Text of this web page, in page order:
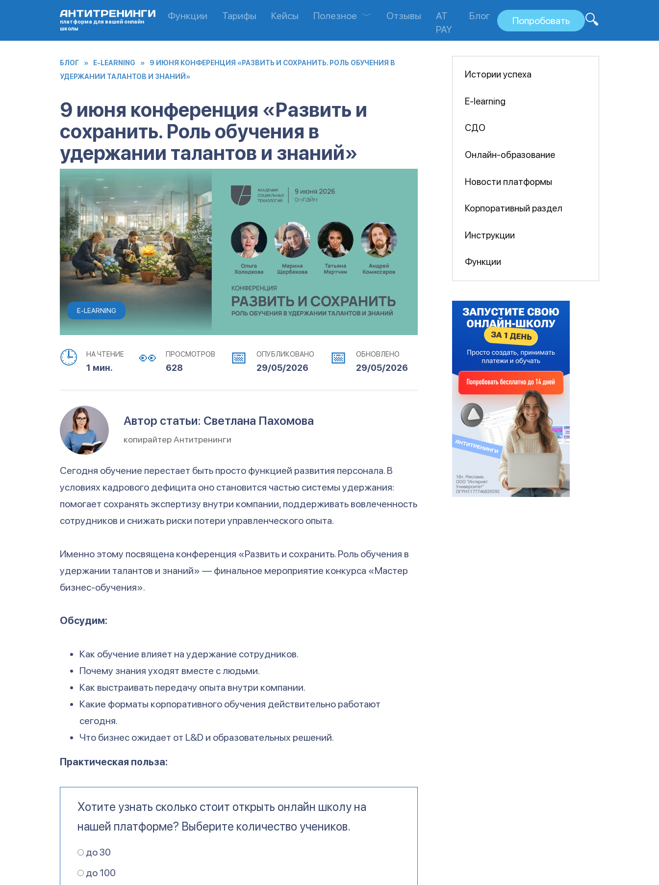
платформа для вашей онлайн
школы
Функции Тарифы Кейсы Полезное Отзывы
AT
PAY
Блог Попробовать
БЛОГ » E-LEARNING »
9 ИЮНЯ КОНФЕРЕНЦИЯ «РАЗВИТЬ И СОХРАНИТЬ. РОЛЬ ОБУЧЕНИЯ В
УДЕРЖАНИИ ТАЛАНТОВ И ЗНАНИЙ»
9 июня конференция «Развить и
сохранить. Роль обучения в
удержании талантов и знаний»
E-LEARNING
НА ЧТЕНИЕ
1 мин.
ПРОСМОТРОВ
628
ОПУБЛИКОВАНО
29/05/2026
ОБНОВЛЕНО
29/05/2026
Автор статьи: Светлана Пахомова
копирайтер Антитренинги
Сегодня обучение перестает быть просто функцией развития персонала. В
условиях кадрового дефицита оно становится частью системы удержания:
помогает сохранять экспертизу внутри компании, поддерживать вовлеченность
сотрудников и снижать риски потери управленческого опыта.
Именно этому посвящена конференция «Развить и сохранить. Роль обучения в
удержании талантов и знаний» — финальное мероприятие конкурса «Мастер
бизнес-обучения».
Обсудим:
Как обучение влияет на удержание сотрудников.
Почему знания уходят вместе с людьми.
Как выстраивать передачу опыта внутри компании.
Какие форматы корпоративного обучения действительно работают
сегодня.
Что бизнес ожидает от L&D и образовательных решений.
Практическая польза:
Хотите узнать сколько стоит открыть онлайн школу на
нашей платформе? Выберите количество учеников.
до 30
до 100
Истории успеха
E-learning
СДО
Онлайн-образование
Новости платформы
Корпоративный раздел
Инструкции
Функции